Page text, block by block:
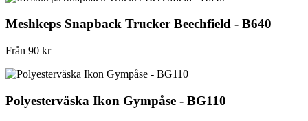
Meshkeps Snapback Trucker Beechfield - B640
Från 90 kr
Polyesterväska Ikon Gympåse - BG110